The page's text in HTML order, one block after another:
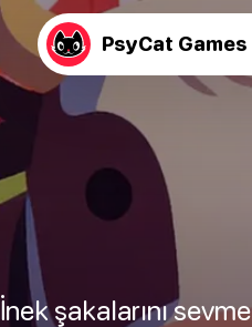
PsyCat Games
İnek şakalarını